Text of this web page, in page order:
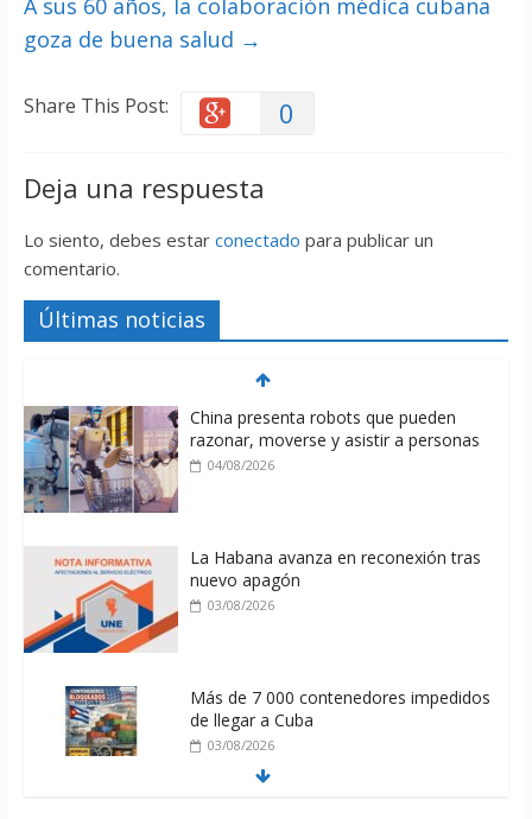
A sus 60 años, la colaboración médica cubana
goza de buena salud →
Share This Post: 0
Deja una respuesta
Lo siento, debes estar conectado para publicar un
comentario.
Últimas noticias
China presenta robots que pueden
razonar, moverse y asistir a personas
04/08/2026
La Habana avanza en reconexión tras
nuevo apagón
03/08/2026
Más de 7 000 contenedores impedidos
de llegar a Cuba
03/08/2026